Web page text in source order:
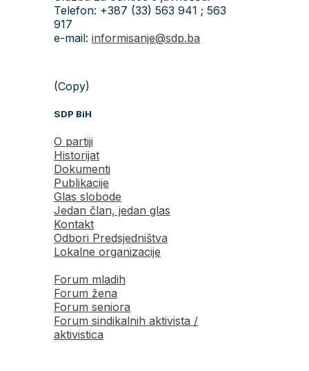
Telefon: +387 (33) 563 941 ; 563
917
e-mail: informisanje@sdp.ba
(Copy)
SDP BiH
O partiji
Historijat
Dokumenti
Publikacije
Glas slobode
Jedan član, jedan glas
Kontakt
Odbori Predsjedništva
Lokalne organizacije
Forum mladih
Forum žena
Forum seniora
Forum sindikalnih aktivista /
aktivistica